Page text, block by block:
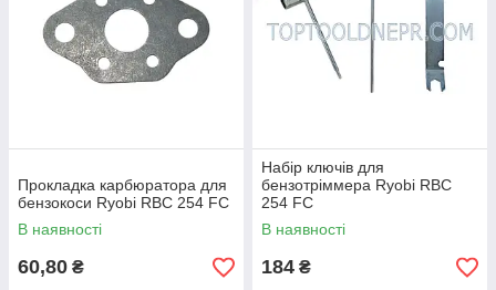
Прокладка карбюратора для
бензокоси Ryobi RBC 254 FC
В наявності
60,80 ₴
Набір ключів для
бензотріммера Ryobi RBC
254 FC
В наявності
184 ₴